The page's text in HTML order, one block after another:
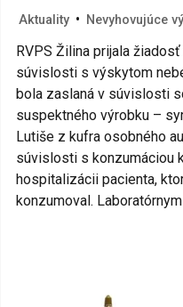
Aktuality • Nevyhovujúce
RVPS Žilina prijala
súvislosti s výskytom
bola zaslaná v súvislosti
suspektného výrobku –
Lutiše z kufra osobného
súvislosti s konzumáciou
hospitalizácii pacienta,
konzumoval. Laboratórnym